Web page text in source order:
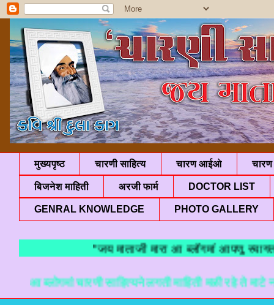
मुख्यपृष्ठ चारणी साहित्य चारण आईओ चारण
बिजनेश माहिती अरजी फार्म DOCTOR LIST
GENRAL KNOWLEDGE PHOTO GALLERY
"जय माताजी मारा आ ब्लॉगमां आपणु स्वागत
चारणी साहित्यने लगती माहिती मळी रहे ते माटे नानकडो